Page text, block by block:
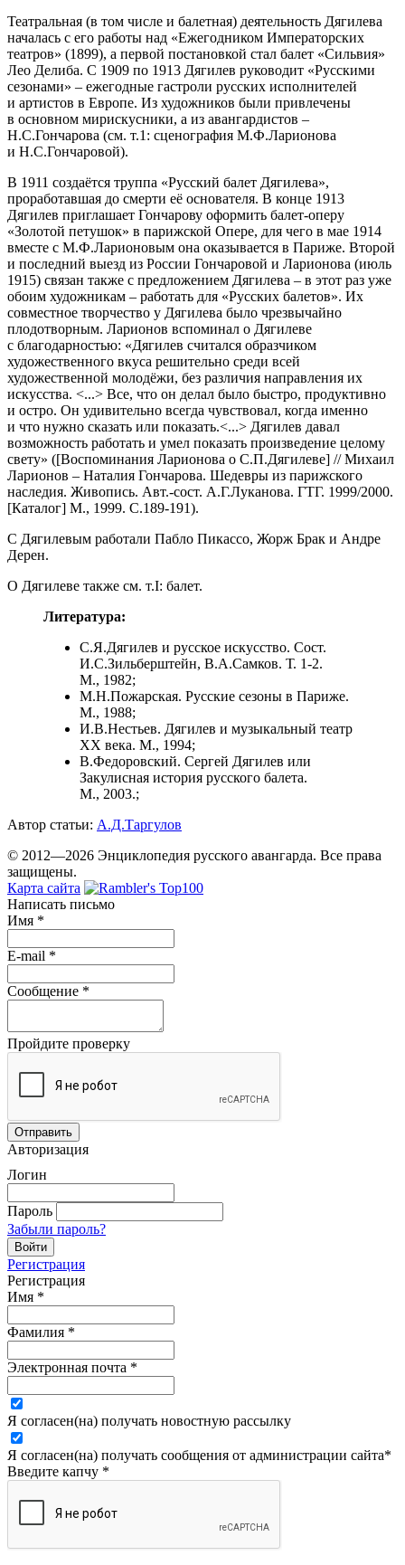
Театральная (в том числе и балетная) деятельность Дягилева
началась с его работы над «Ежегодником Императорских
театров» (1899), а первой постановкой стал балет «Сильвия»
Лео Делиба. С 1909 по 1913 Дягилев руководит «Русскими
сезонами» – ежегодные гастроли русских исполнителей
и артистов в Европе. Из художников были привлечены
в основном мирискусники, а из авангардистов –
Н.С.Гончарова (см. т.1: сценография М.Ф.Ларионова
и Н.С.Гончаровой).
В 1911 создаётся труппа «Русский балет Дягилева»,
проработавшая до смерти её основателя. В конце 1913
Дягилев приглашает Гончарову оформить балет-оперу
«Золотой петушок» в парижской Опере, для чего в мае 1914
вместе с М.Ф.Ларионовым она оказывается в Париже. Второй
и последний выезд из России Гончаровой и Ларионова (июль
1915) связан также с предложением Дягилева – в этот раз уже
обоим художникам – работать для «Русских балетов». Их
совместное творчество у Дягилева было ­чрезвычайно
плодотворным. Ларионов вспоминал о Дягилеве
с благодарностью: «Дягилев считался образчиком
художественного вкуса решительно среди всей
художественной молодёжи, без различия направления их
искусства. <...> Все, что он делал было быстро, продуктивно
и остро. Он удивительно всегда чувствовал, когда именно
и что нужно сказать или показать.<...> Дягилев давал
возможность работать и умел показать произведение целому
свету» ([Воспоминания Ларионова о С.П.Дягилеве] // Михаил
Ларионов – Наталия Гончарова. Шедевры из парижского
наследия. Живопись. Авт.-сост. А.Г.Луканова. ГТГ. 1999/2000.
[Каталог] М., 1999. С.189-191).
С Дягилевым работали Пабло Пикассо, Жорж Брак и Андре
Дерен.
О Дягилеве также см. т.I: балет.
Литература:
С.Я.Дягилев и русское искусство. Сост.
И.С.Зильберштейн, В.А.Самков. Т. 1-2.
М., 1982;
М.Н.Пожарская. Русские сезоны в Париже.
М., 1988;
И.В.Нестьев. Дягилев и музыкальный театр
XX века. М., 1994;
В.Федоровский. Сергей Дягилев или
Закулисная история русского балета.
М., 2003.;
Автор статьи: А.Д.Таргулов
© 2012—2026 Энциклопедия русского авангарда. Все права
защищены.
Карта сайта
Написать письмо
Имя *
E-mail *
Сообщение *
Пройдите проверку
Авторизация
Логин
Пароль
Забыли пароль?
Регистрация
Регистрация
Имя *
Фамилия *
Электронная почта *
Я согласен(на) получать новостную рассылку
Я согласен(на) получать сообщения от администрации сайта*
Введите капчу *